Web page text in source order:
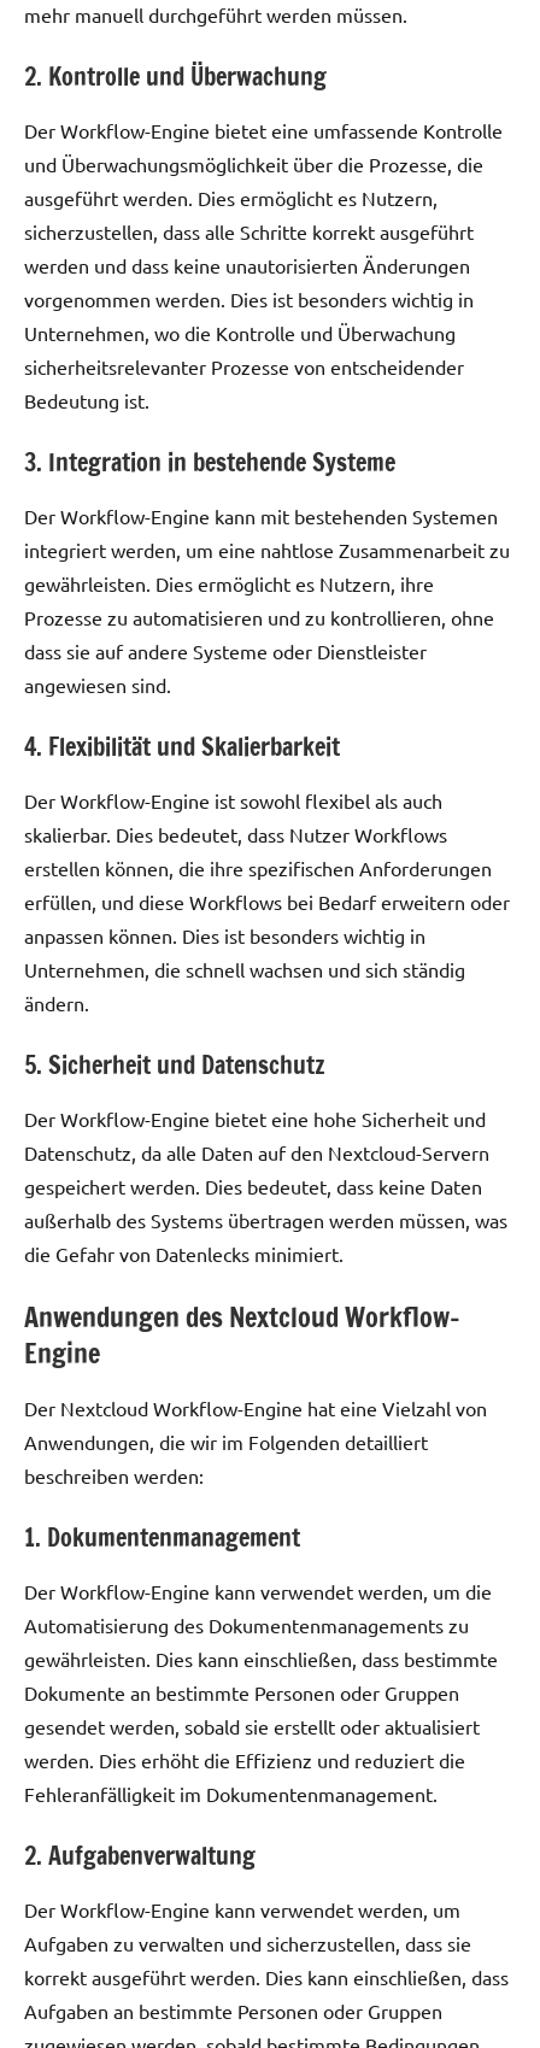
mehr manuell durchgeführt werden müssen.
2. Kontrolle und Überwachung
Der Workflow-Engine bietet eine umfassende Kontrolle
und Überwachungsmöglichkeit über die Prozesse, die
ausgeführt werden. Dies ermöglicht es Nutzern,
sicherzustellen, dass alle Schritte korrekt ausgeführt
werden und dass keine unautorisierten Änderungen
vorgenommen werden. Dies ist besonders wichtig in
Unternehmen, wo die Kontrolle und Überwachung
sicherheitsrelevanter Prozesse von entscheidender
Bedeutung ist.
3. Integration in bestehende Systeme
Der Workflow-Engine kann mit bestehenden Systemen
integriert werden, um eine nahtlose Zusammenarbeit zu
gewährleisten. Dies ermöglicht es Nutzern, ihre
Prozesse zu automatisieren und zu kontrollieren, ohne
dass sie auf andere Systeme oder Dienstleister
angewiesen sind.
4. Flexibilität und Skalierbarkeit
Der Workflow-Engine ist sowohl flexibel als auch
skalierbar. Dies bedeutet, dass Nutzer Workflows
erstellen können, die ihre spezifischen Anforderungen
erfüllen, und diese Workflows bei Bedarf erweitern oder
anpassen können. Dies ist besonders wichtig in
Unternehmen, die schnell wachsen und sich ständig
ändern.
5. Sicherheit und Datenschutz
Der Workflow-Engine bietet eine hohe Sicherheit und
Datenschutz, da alle Daten auf den Nextcloud-Servern
gespeichert werden. Dies bedeutet, dass keine Daten
außerhalb des Systems übertragen werden müssen, was
die Gefahr von Datenlecks minimiert.
Anwendungen des Nextcloud Workflow-
Engine
Der Nextcloud Workflow-Engine hat eine Vielzahl von
Anwendungen, die wir im Folgenden detailliert
beschreiben werden:
1. Dokumentenmanagement
Der Workflow-Engine kann verwendet werden, um die
Automatisierung des Dokumentenmanagements zu
gewährleisten. Dies kann einschließen, dass bestimmte
Dokumente an bestimmte Personen oder Gruppen
gesendet werden, sobald sie erstellt oder aktualisiert
werden. Dies erhöht die Effizienz und reduziert die
Fehleranfälligkeit im Dokumentenmanagement.
2. Aufgabenverwaltung
Der Workflow-Engine kann verwendet werden, um
Aufgaben zu verwalten und sicherzustellen, dass sie
korrekt ausgeführt werden. Dies kann einschließen, dass
Aufgaben an bestimmte Personen oder Gruppen